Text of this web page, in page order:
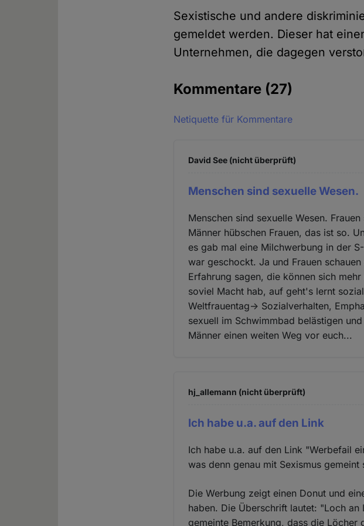
Sexistische und andere
gemeldet werden. Dieser hat
Unternehmen, die dagegen
Kommentare (27)
Netiquette für Kommentare
David See (nicht überprüft)
Menschen sind sexuelle Wesen.
Menschen sind sexuelle Wesen.
Männer hübschen Frauen, das ist so.
es gab mal eine Milchwerbung in der
war geschockt. Ja und Frauen
Erfahrung sagen, die können sich
soviel Macht hab, auf geht's lernt
Weltfrauentag-> Sozialverhalten,
sexuell im Schwimmbad belästigen
Männer einen weiten Weg vor euch...
hj_allemann (nicht überprüft)
Ich habe u.a. auf den Link
Ich habe u.a. auf den Link "Werbefail
was denn genau mit Sexismus gemeint
Die Werbung zeigt einen Donut und
haben. Die Überschrift lautet: "Loch
gemeinte Bemerkung, dass die